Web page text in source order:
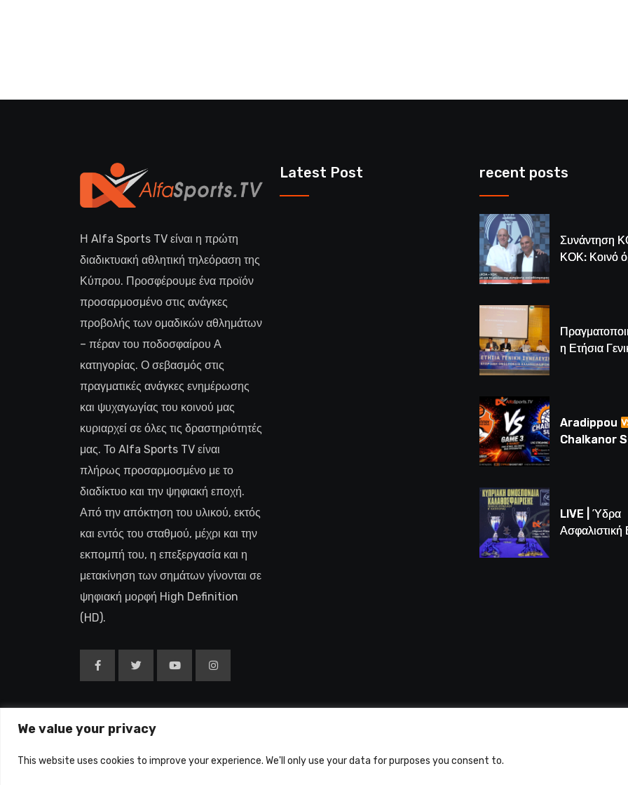
We value your privacy
This website uses cookies to improve your experience. We'll only use your data for purposes you consent to.
Η Alfa Sports TV είναι η πρώτη
διαδικτυακή αθλητική τηλεόραση της
Κύπρου. Προσφέρουμε ένα προϊόν
προσαρμοσμένο στις ανάγκες
προβολής των ομαδικών αθλημάτων
– πέραν του ποδοσφαίρου Α
κατηγορίας. Ο σεβασμός στις
πραγματικές ανάγκες ενημέρωσης
και ψυχαγωγίας του κοινού μας
κυριαρχεί σε όλες τις δραστηριότητές
μας. Το Alfa Sports TV είναι
πλήρως προσαρμοσμένο με το
διαδίκτυο και την ψηφιακή εποχή.
Από την απόκτηση του υλικού, εκτός
και εντός του σταθμού, μέχρι και την
εκπομπή του, η επεξεργασία και η
μετακίνηση των σημάτων γίνονται σε
ψηφιακή μορφή High Definition
(HD).
Latest Post recent posts
Συνάντηση
ΚΟΚ: Κοινό
η Ετήσια
(BINTEO)
Aradippou
Chalkanor
LIVE | Ύδρα
Ασφαλιστική
Copyright © 2015-26 Alfasports TV | Production of UnitrustMedia |